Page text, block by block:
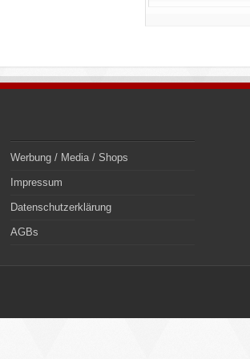
Werbung / Media / Shops
Impressum
Datenschutzerklärung
AGBs